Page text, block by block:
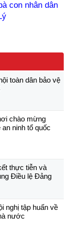
con nhân dân
toàn dân bảo vệ
chào mừng
an ninh tổ quốc
thực tiễn và
Điều lệ Đảng
nghị tập huấn về
nước